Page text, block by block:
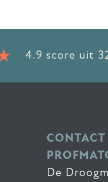
4.9 score uit
CONTACT
De